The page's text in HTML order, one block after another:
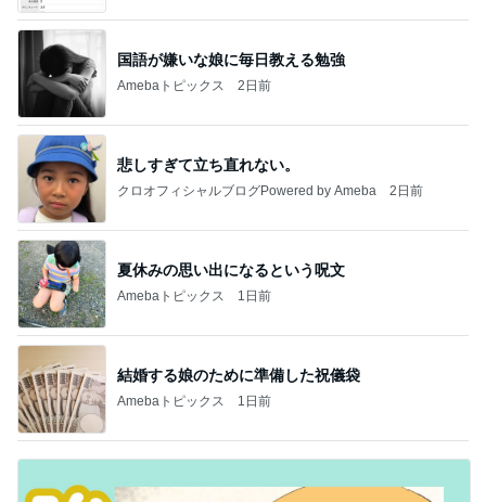
国語が嫌いな娘に毎日教える勉強
Amebaトピックス 2日前
悲しすぎて立ち直れない。
クロオフィシャルブログPowered by Ameba 2日前
夏休みの思い出になるという呪文
Amebaトピックス 1日前
結婚する娘のために準備した祝儀袋
Amebaトピックス 1日前